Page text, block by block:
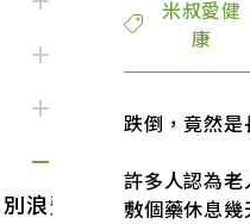
米叔愛健
康
跌倒，竟然是
許多人認為老
敷個藥休息幾
浪費錢！正確補充葉黃